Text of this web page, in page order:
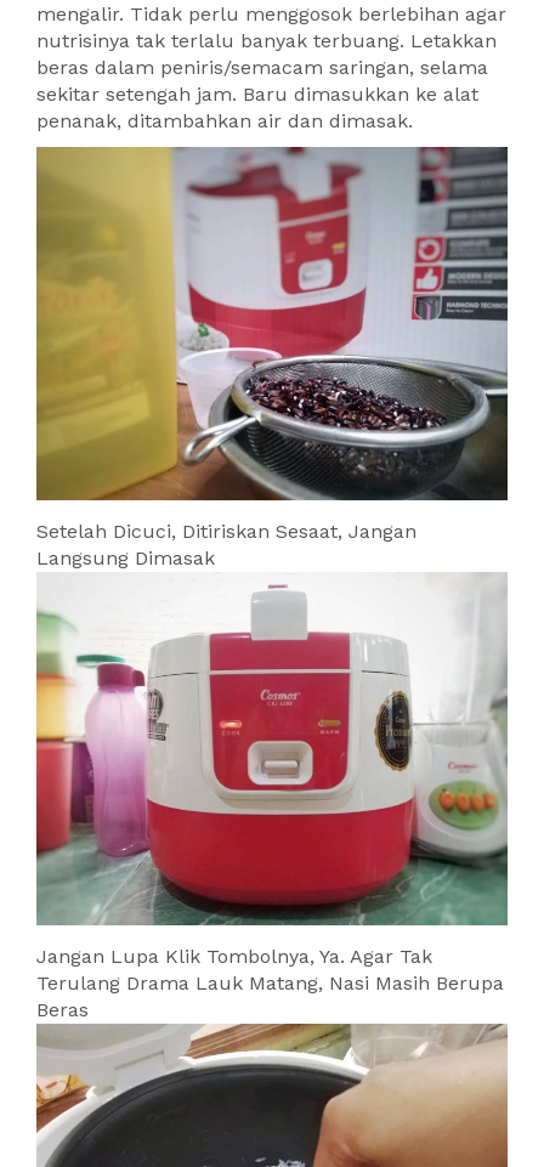
mengalir. Tidak perlu menggosok berlebihan agar
nutrisinya tak terlalu banyak terbuang. Letakkan
beras dalam peniris/semacam saringan, selama
sekitar setengah jam. Baru dimasukkan ke alat
penanak, ditambahkan air dan dimasak.
Setelah Dicuci, Ditiriskan Sesaat, Jangan
Langsung Dimasak
Jangan Lupa Klik Tombolnya, Ya. Agar Tak
Terulang Drama Lauk Matang, Nasi Masih Berupa
Beras